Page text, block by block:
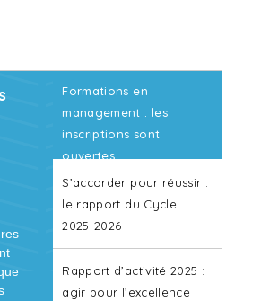
Le
Formations en
management : les
inscriptions sont
ouvertes
S’accorder pour réussir :
le rapport du Cycle
2025-2026
Rapport d’activité 2025 :
agir pour l’excellence